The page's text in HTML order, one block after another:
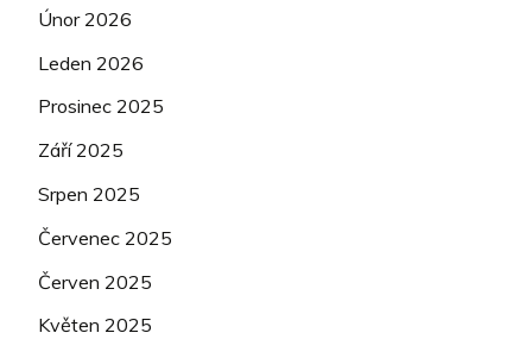
Únor 2026
Leden 2026
Prosinec 2025
Září 2025
Srpen 2025
Červenec 2025
Červen 2025
Květen 2025